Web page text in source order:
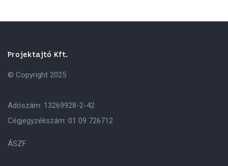
Projektajtó Kft.
© Copyright 2025
Adószám: 13269928-2-42
Cégjegyzékszám: 01 09 726712
ÁSZF